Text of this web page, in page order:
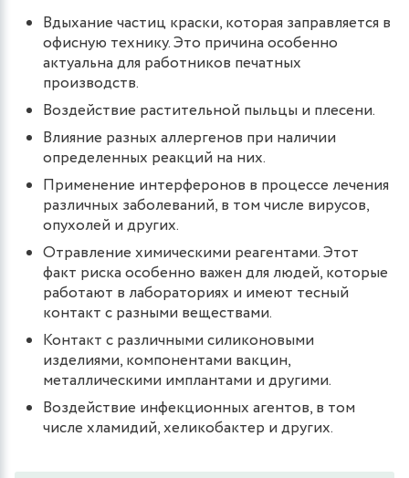
Вдыхание частиц краски, которая заправляется в
офисную технику. Это причина особенно
актуальна для работников печатных
производств.
Воздействие растительной пыльцы и плесени.
Влияние разных аллергенов при наличии
определенных реакций на них.
Применение интерферонов в процессе лечения
различных заболеваний, в том числе вирусов,
опухолей и других.
Отравление химическими реагентами. Этот
факт риска особенно важен для людей, которые
работают в лабораториях и имеют тесный
контакт с разными веществами.
Контакт с различными силиконовыми
изделиями, компонентами вакцин,
металлическими имплантами и другими.
Воздействие инфекционных агентов, в том
числе хламидий, хеликобактер и других.